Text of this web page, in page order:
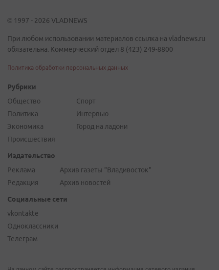
© 1997 - 2026 VLADNEWS
При любом использовании материалов ссылка на vladnews.ru
обязательна. Коммерческий отдел 8 (423) 249-8800
Политика обработки персональных данных
Рубрики
Общество
Политика
Экономика
Происшествия
Спорт
Интервью
Город на ладони
Издательство
Реклама
Редакция
Архив газеты "Владивосток"
Архив новостей
Социальные сети
vkontakte
Одноклассники
Телеграм